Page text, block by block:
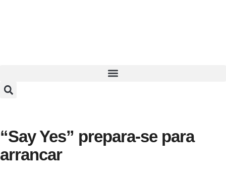
“Say Yes” prepara-se para
arrancar